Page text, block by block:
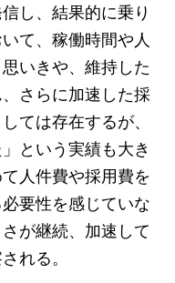
し、結果的に乗り
て、稼働時間や人
いきや、維持した
さらに加速した採
ては存在するが、
という実績も大き
人件費や採用費を
要性を感じていな
が継続、加速して
れる。